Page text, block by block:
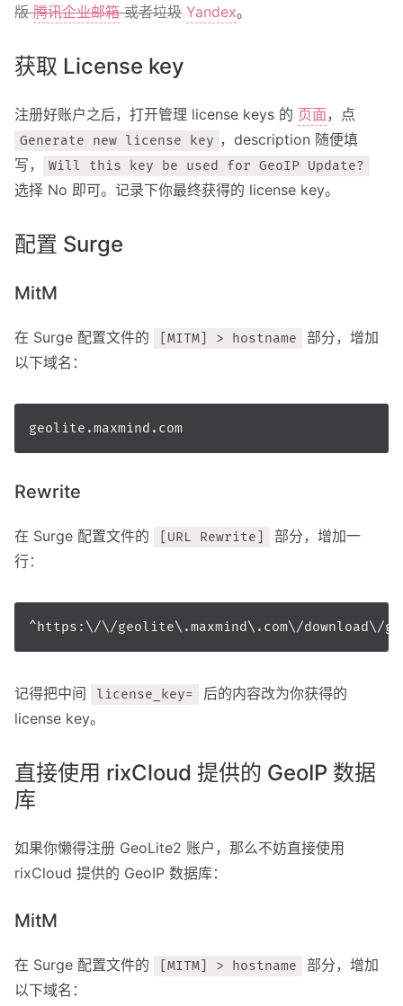
版腾讯企业邮箱或者垃圾 Yandex。
获取 License key
注册好账户之后，打开管理 license keys 的 页面，点
Generate new license key ，description 随便填
写，
Will this key be used for GeoIP Update?
选择 No 即可。记录下你最终获得的 license key。
配置 Surge
MitM
在 Surge 配置文件的 [MITM] > hostname
部分，增加
以下域名：
Rewrite
在 Surge 配置文件的 [URL Rewrite]
部分，增加一
行：
记得把中间 license_key=
后的内容改为你获得的
license key。
直接使用 rixCloud 提供的 GeoIP 数据
库
如果你懒得注册 GeoLite2 账户，那么不妨直接使用
rixCloud 提供的 GeoIP 数据库：
MitM
在 Surge 配置文件的 [MITM] > hostname
部分，增加
以下域名：